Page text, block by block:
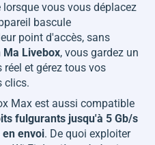
vous vous déplacez
bascule
point d'accès, sans
Ma Livebox, vous gardez un
et gérez tous vos
clics.
Max est aussi compatible
fulgurants jusqu'à 5 Gb/s
envoi. De quoi exploiter